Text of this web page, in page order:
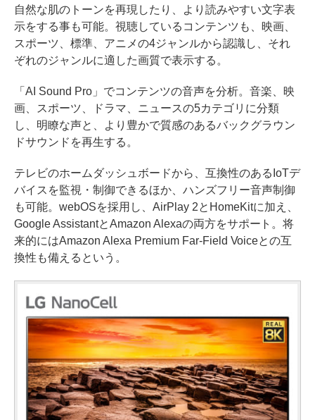
自然な肌のトーンを再現したり、より読みやすい文字表
示をする事も可能。視聴しているコンテンツも、映画、
スポーツ、標準、アニメの4ジャンルから認識し、それ
ぞれのジャンルに適した画質で表示する。
「AI Sound Pro」でコンテンツの音声を分析。音楽、映
画、スポーツ、ドラマ、ニュースの5カテゴリに分類
し、明瞭な声と、より豊かで質感のあるバックグラウン
ドサウンドを再生する。
テレビのホームダッシュボードから、互換性のあるIoTデ
バイスを監視・制御できるほか、ハンズフリー音声制御
も可能。webOSを採用し、AirPlay 2とHomeKitに加え、
Google AssistantとAmazon Alexaの両方をサポート。将
来的にはAmazon Alexa Premium Far-Field Voiceとの互
換性も備えるという。